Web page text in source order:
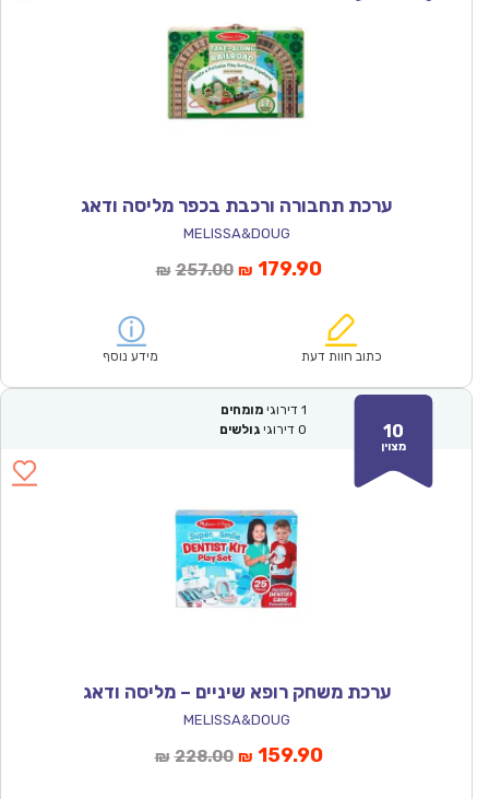
ערכת תחבורה ורכבת בכפר מליסה ודאג
MELISSA&DOUG
₪ 257.00המחיר
₪257.00.
₪ 179.90המחיר
הוא:
כתוב חוות דעת מידע נוסף
10
מצוין
1 דירוגי מומחים
0 דירוגי גולשים
ערכת משחק רופא שיניים – מליסה ודאג
MELISSA&DOUG
₪ 228.00המחיר
₪ 159.90המחיר